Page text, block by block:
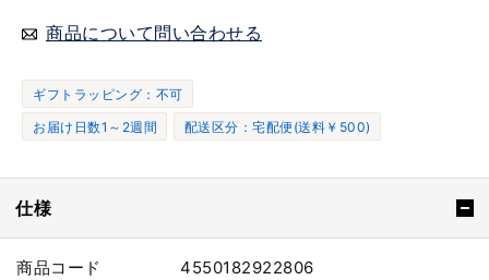
商品について問い合わせる
ギフトラッピング：不可
お届け日数1～2週間
配送区分：宅配便(送料￥500)
仕様
商品コード
4550182922806